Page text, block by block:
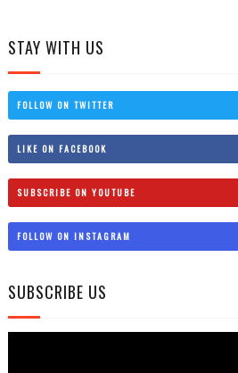
STAY WITH US
FOLLOW ON TWITTER
LIKE ON FACEBOOK
SUBSCRIBE ON YOUTUBE
FOLLOW ON INSTAGRAM
SUBSCRIBE US